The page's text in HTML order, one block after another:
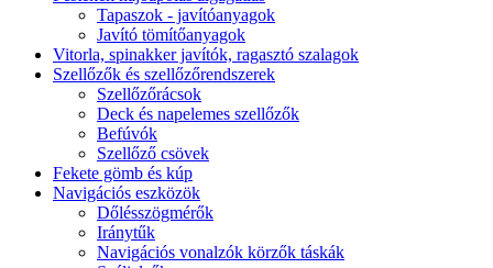
Tapaszok - javítóanyagok
Javító tömítőanyagok
Vitorla, spinakker javítók, ragasztó szalagok
Szellőzők és szellőzőrendszerek
Szellőzőrácsok
Deck és napelemes szellőzők
Befúvók
Szellőző csövek
Fekete gömb és kúp
Navigációs eszközök
Dőlésszögmérők
Iránytűk
Navigációs vonalzók körzők táskák